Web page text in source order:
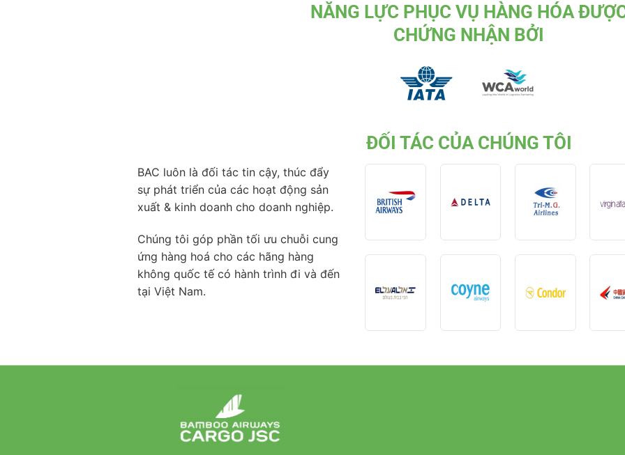
NĂNG LỰC PHỤC VỤ HÀNG HÓA
CHỨNG NHẬN BỞI
ĐỐI TÁC CỦA CHÚNG TÔI
BAC luôn là đối tác tin cậy, thúc đẩy
sự phát triển của các hoạt động sản
xuất & kinh doanh cho doanh nghiệp.
Chúng tôi góp phần tối ưu chuỗi cung
ứng hàng hoá cho các hãng hàng
không quốc tế có hành trình đi và đến
tại Việt Nam.